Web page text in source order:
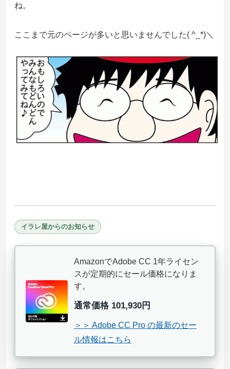
ね。
ここまで元のページが多いと思いませんでした( ^_*)＼
イラレ屋からのお知らせ
AmazonでAdobe CC 1年ライセン
スが定期的にセール価格になりま
す。
通常価格 101,930円
＞＞ Adobe CC Pro の最新のセー
ル情報はこちら